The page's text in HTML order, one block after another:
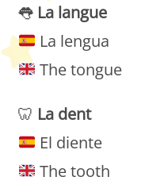
👅 La langue
La lengua
The tongue
🦷 La dent
El diente
The tooth